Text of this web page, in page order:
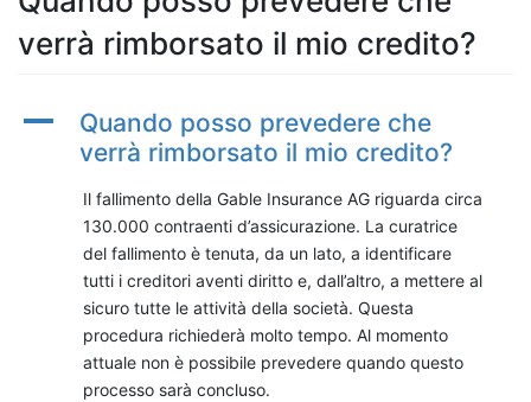
verrà rimborsato il mio credito?
A
Quando posso prevedere che
verrà rimborsato il mio credito?
Il fallimento della Gable Insurance AG riguarda circa
130.000 contraenti d’assicurazione. La curatrice
del fallimento è tenuta, da un lato, a identificare
tutti i creditori aventi diritto e, dall’altro, a mettere al
sicuro tutte le attività della società. Questa
procedura richiederà molto tempo. Al momento
attuale non è possibile prevedere quando questo
processo sarà concluso.